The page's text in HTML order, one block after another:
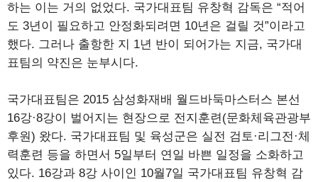
하는 이는 거의 없었다. 국가대표팀 유창혁 감독은 “적어
도 3년이 필요하고 안정화되려면 10년은 걸릴 것”이라고
했다. 그러나 출항한 지 1년 반이 되어가는 지금, 국가대
표팀의 약진은 눈부시다.
국가대표팀은 2015 삼성화재배 월드바둑마스터스 본선
16강·8강이 벌어지는 현장으로 전지훈련(문화체육관광부
후원) 왔다. 국가대표팀 및 육성군은 실전 검토·리그전·체
력훈련 등을 하면서 5일부터 연일 바쁜 일정을 소화하고
있다. 16강과 8강 사이인 10월7일 국가대표팀 유창혁 감